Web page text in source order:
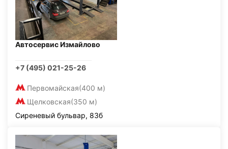
Автосервис Измайлово
+7 (495) 021-25-26
Первомайская(400 м)
Щелковская(350 м)
Сиреневый бульвар, 83б